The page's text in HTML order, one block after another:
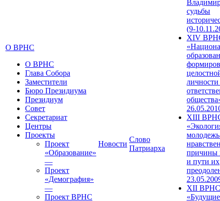
О ВРНС
О ВРНС
Глава Собора
Заместители
Бюро Президиума
Президиум
Совет
Секретариат
Центры
Проекты
Проект
«Образование»
—
Проект
«Демография»
—
Проект ВРНС
Новости
Слово
Патриарха
судьбы
(9-
XIV
XIII
причины
и пути их
XII ВРНС
«Будущие